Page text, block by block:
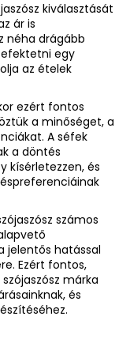
kiválasztását
ár is
néha drágább
egy
az ételek
ezért fontos
a minőséget, a
A séfek
a döntés
kísérletezzen, és
számos
jelentős hatással
Ezért fontos,
márka
és